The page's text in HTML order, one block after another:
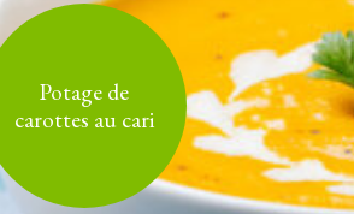
Potage de
carottes au cari